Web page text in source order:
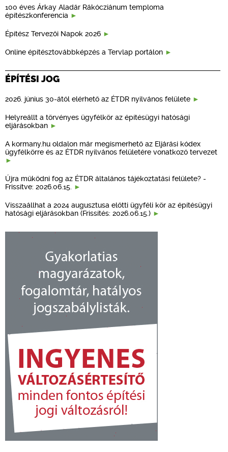
100 éves Árkay Aladár Rákócziánum temploma
építészkonferencia
Építész Tervezői Napok 2026
Online építésztovábbképzés a Tervlap portálon
ÉPÍTÉSI JOG
2026. június 30-ától elérhető az ÉTDR nyilvános felülete
Helyreállt a törvényes ügyfélkör az építésügyi hatósági
eljárásokban
A kormany.hu oldalon már megismerhető az Eljárási kódex
ügyfélkörre és az ÉTDR nyilvános felületére vonatkozó tervezet
Újra működni fog az ÉTDR általános tájékoztatási felülete? -
Frissítve: 2026.06.15.
Visszaállhat a 2024 augusztusa előtti ügyféli kör az építésügyi
hatósági eljárásokban (Frissítés: 2026.06.15.)